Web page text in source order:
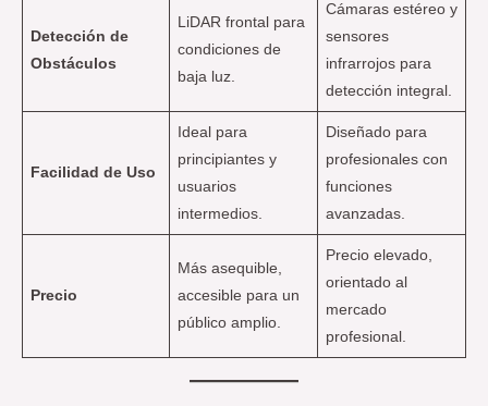
Detección de
Obstáculos
LiDAR frontal para
condiciones de
baja luz.
Cámaras estéreo y
sensores
infrarrojos para
detección integral.
Facilidad de Uso
Ideal para
principiantes y
usuarios
intermedios.
Diseñado para
profesionales con
funciones
avanzadas.
Precio
Más asequible,
accesible para un
público amplio.
Precio elevado,
orientado al
mercado
profesional.